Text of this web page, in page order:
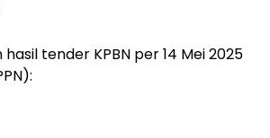
tender KPBN per 14 Mei 2025